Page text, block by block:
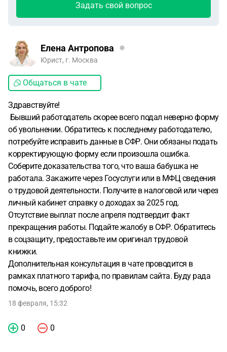
Задать свой вопрос
Елена Антропова
Юрист, г. Москва
Общаться в чате
Здравствуйте!
Бывший работодатель скорее всего подал неверно форму
об увольнении. Обратитесь к последнему работодателю,
потребуйте исправить данные в СФР. Они обязаны подать
корректирующую форму если произошла ошибка.
Соберите доказательства того, что ваша бабушка не
работала. Закажите через Госуслуги или в МФЦ сведения
о трудовой деятельности. Получите в налоговой или через
личный кабинет справку о доходах за 2025 год.
Отсутствие выплат после апреля подтвердит факт
прекращения работы. Подайте жалобу в СФР. Обратитесь
в соцзащиту, предоставьте им оригинал трудовой
книжки.
Дополнительная консультация в чате проводится в
рамках платного тарифа, по правилам сайта. Буду рада
помочь, всего доброго!
18 февраля, 15:32
0 0